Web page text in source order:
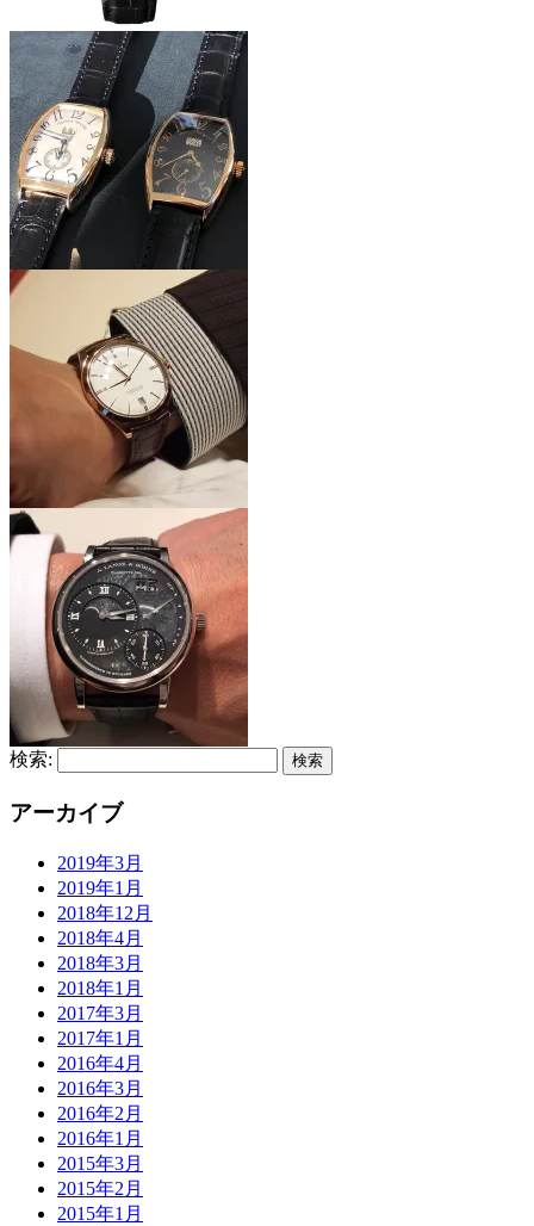
検索:
アーカイブ
2019年3月
2019年1月
2018年12月
2018年4月
2018年3月
2018年1月
2017年3月
2017年1月
2016年4月
2016年3月
2016年2月
2016年1月
2015年3月
2015年2月
2015年1月